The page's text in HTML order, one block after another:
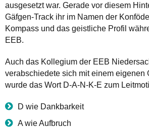
ausgesetzt war. Gerade vor diesem
Gäfgen-Track ihr im Namen der
Kompass und das geistliche Profil
EEB.
Auch das Kollegium der EEB
verabschiedete sich mit einem eigenen
wurde das Wort D-A-N-K-E zum
D wie Dankbarkeit
A wie Aufbruch